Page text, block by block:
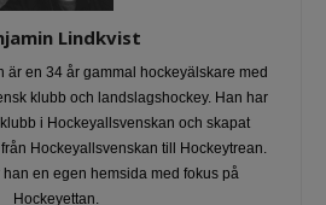
Lindkvist
är en 34 år gammal hockeyälskare med
klubb och landslagshockey. Han har
i Hockeyallsvenskan och skapat
Hockeyallsvenskan till Hockeytrean.
en egen hemsida med fokus på
Hockeyettan.